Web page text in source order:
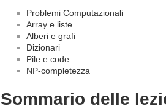
Problemi Computazionali
Array e liste
Alberi e grafi
Dizionari
Pile e code
NP-completezza
Sommario delle